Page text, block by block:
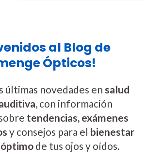
al Blog de
Ópticos!
últimas novedades en salud
, con información
tendencias, exámenes
y consejos para el bienestar
de tus ojos y oídos.